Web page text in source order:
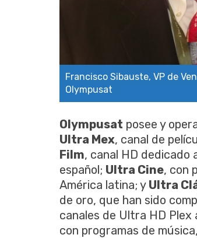
Francisco Sibauste, VP de
Olympusat
Olympusat posee y
Ultra Mex, canal de
Film, canal HD dedicado
español; Ultra Cine, con
América latina; y Ultra
de oro, que han sido
canales de Ultra HD Plex
con programas de